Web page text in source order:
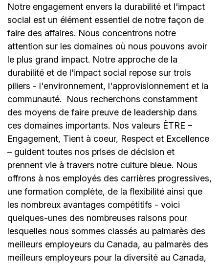
Notre engagement envers la durabilité et l'impact
social est un élément essentiel de notre façon de
faire des affaires. Nous concentrons notre
attention sur les domaines où nous pouvons avoir
le plus grand impact. Notre approche de la
durabilité et de l'impact social repose sur trois
piliers - l'environnement, l'approvisionnement et la
communauté.
Nous recherchons constamment
des moyens de faire preuve de leadership dans
ces domaines importants. Nos valeurs ÊTRE –
Engagement, Tient à coeur, Respect et Excellence
– guident toutes nos prises de décision et
prennent vie à travers notre culture bleue. Nous
offrons à nos employés des carrières progressives,
une formation complète, de la flexibilité ainsi que
les nombreux avantages compétitifs - voici
quelques-unes des nombreuses raisons pour
lesquelles nous sommes classés au palmarès des
meilleurs employeurs du Canada, au palmarès des
meilleurs employeurs pour la diversité au Canada,